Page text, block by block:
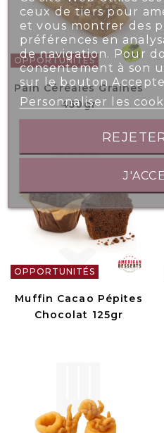
OPPORTUNITÉS
Pain Céréales Graines
450gr
OPPORTUNITÉS
Muffin Cacao Pépites
Chocolat 125gr
ceux de tiers pour
et vous montrer des
préférences en
de navigation. Pour
consentement à son
sur le bouton
Personnaliser les